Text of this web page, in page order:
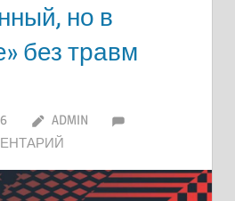
но в
без травм
ADMIN